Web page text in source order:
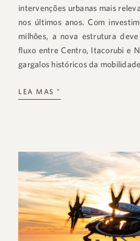
intervenções urbanas mais
nos últimos anos. Com
milhões, a nova estrutura
fluxo entre Centro, Itacorubi e
gargalos históricos da
LEA MAS "